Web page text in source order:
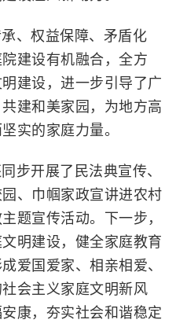
、权益保障、矛盾化
建设有机融合，全方
建设，进一步引导了广
建和美家园，为地方高
实的家庭力量。
步开展了民法典宣传、
、巾帼家政宣讲进农村
题宣传活动。下一步，
明建设，健全家庭教育
爱国爱家、相亲相爱、
会主义家庭文明新风
康，夯实社会和谐稳定